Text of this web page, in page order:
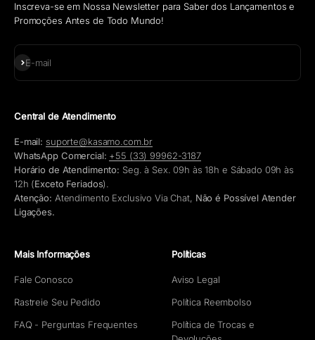
Inscreva-se em Nossa Newsletter para Saber dos Lançamentos e
Promoções Antes de Todo Mundo!
E-mail
Assinar
Central de Atendimento
E-mail: suporte@kasamo.com.br
WhatsApp Comercial: +55 (33) 99962-3187
Horário de Atendimento: Seg. à Sex. 09h às 18h e Sábado 09h às
12h (Exceto Feriados).
Atenção: Atendimento Exclusivo Via Chat, Não é Possível Atender
Ligações.
Mais Informações
Fale Conosco
Rastreie Seu Pedido
FAQ - Perguntas Frequentes
Políticas
Aviso Legal
Política Reembolso
Política de Trocas e